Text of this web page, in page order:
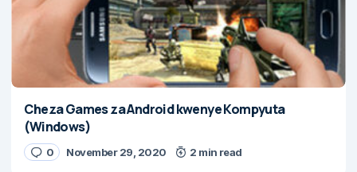
Cheza Games za Android kwenye Kompyuta
(Windows)
0 November 29, 2020 2 min read